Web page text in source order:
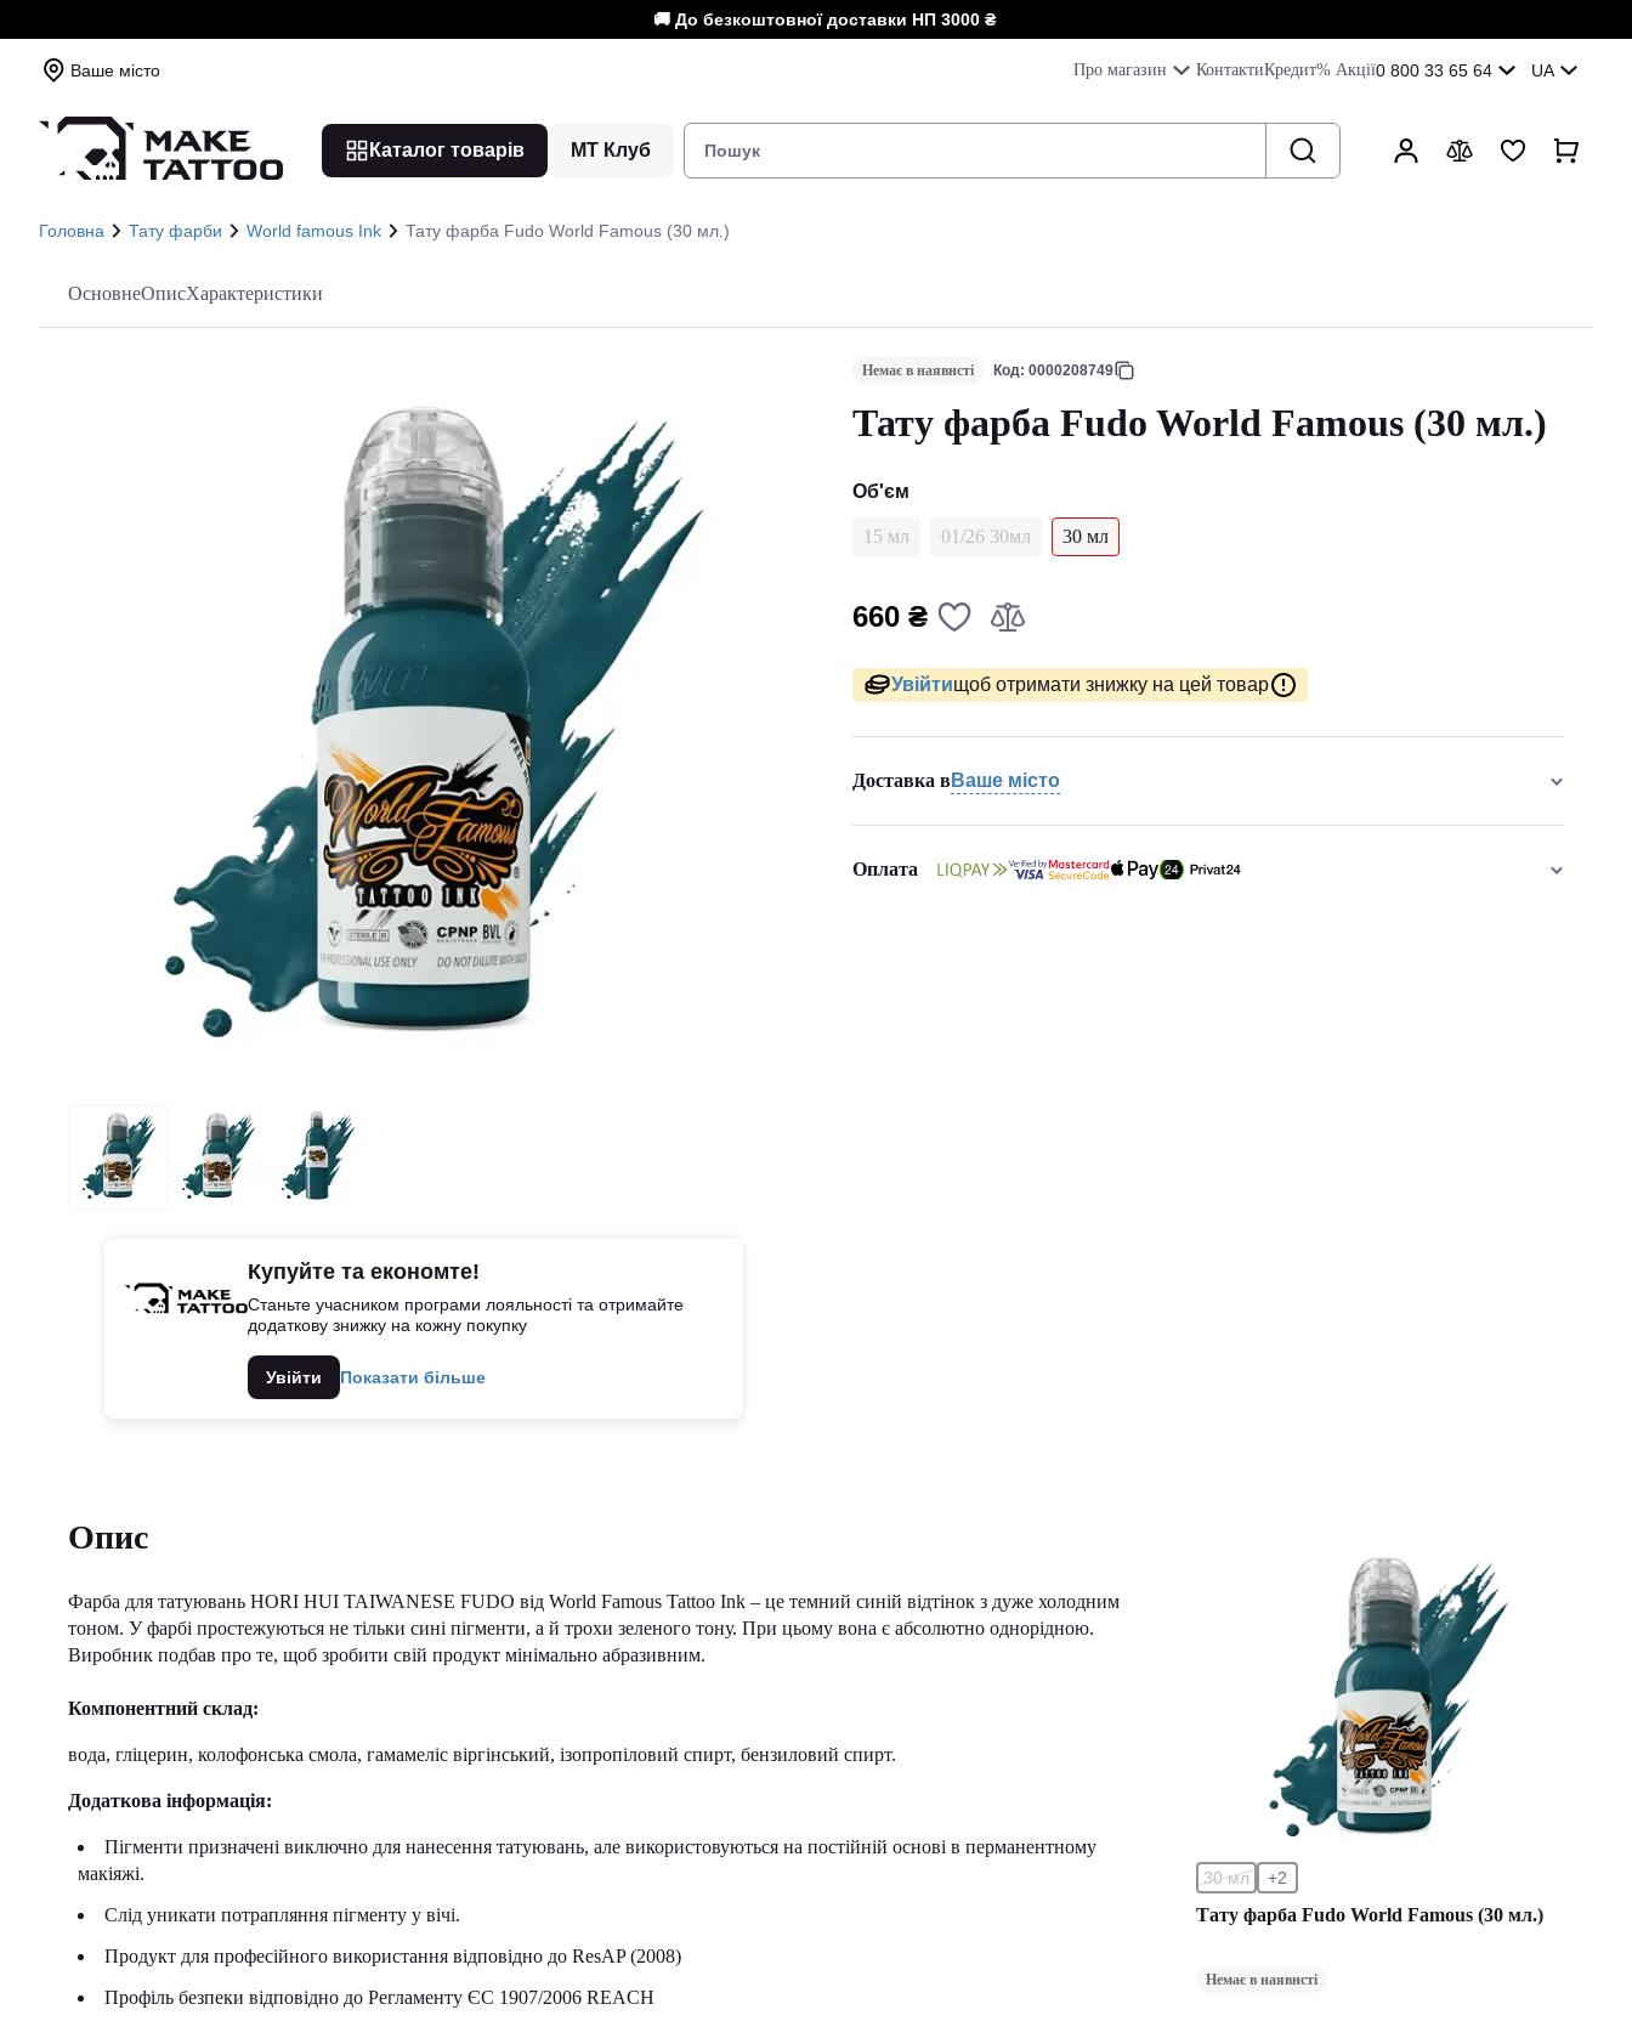
🚚 До безкоштовної доставки НП 3000 ₴
Ваше місто Про магазин КонтактиКредит% Акції0 800 33 65 64 UA
Каталог товарів МТ Клуб
Головна Тату фарби World famous Ink Тату фарба Fudo World Famous (30 мл.)
ОсновнеОписХарактеристики
Купуйте та економте!
Станьте учасником програми лояльності та отримайте
додаткову знижку на кожну покупку
Увійти Показати більше
Немає в наявнсті Код: 0000208749
Тату фарба Fudo World Famous (30 мл.)
Об'єм
15 мл 01/26 30мл 30 мл
660 ₴
Увійтищоб отримати знижку на цей товар
Доставка в Ваше місто
Оплата
Опис
Фарба для татуювань HORI HUI TAIWANESE FUDO від World Famous Tattoo Ink – це темний синій відтінок з дуже холодним
тоном. У фарбі простежуються не тільки сині пігменти, а й трохи зеленого тону. При цьому вона є абсолютно однорідною.
Виробник подбав про те, щоб зробити свій продукт мінімально абразивним.
Компонентний склад:
вода, гліцерин, колофонська смола, гамамеліс віргінський, ізопропіловий спирт, бензиловий спирт.
Додаткова інформація:
Пігменти призначені виключно для нанесення татуювань, але використовуються на постійній основі в перманентному
макіяжі.
Слід уникати потрапляння пігменту у вічі.
Продукт для професійного використання відповідно до ResAP (2008)
Профіль безпеки відповідно до Регламенту ЄС 1907/2006 REACH
30 мл +2
Тату фарба Fudo World Famous (30 мл.)
Немає в наявнсті